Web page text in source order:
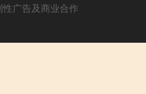
广告及商业合作